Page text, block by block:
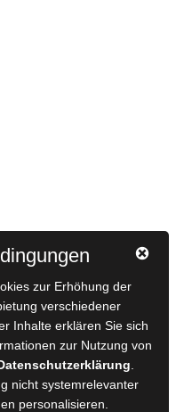
zur Erhöhung der
verschiedener
Inhalte erklären Sie sich
zur Nutzung von
nicht systemrelevanter
personalisieren.